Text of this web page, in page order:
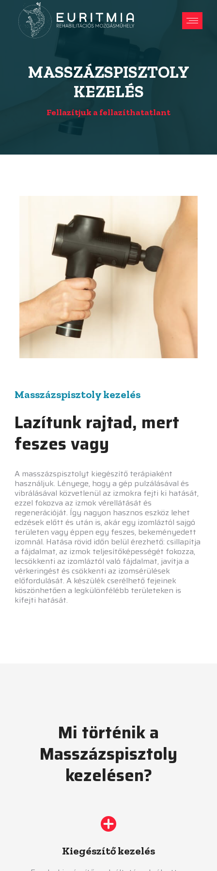
MASSZÁZSPISZTOLY
KEZELÉS
Fellazítjuk a fellazíthatatlant
Masszázspisztoly kezelés
Lazítunk rajtad, mert
feszes vagy
A masszázspisztolyt kiegészítő terápiaként
használjuk. Lényege, hogy a gép pulzálásával és
vibrálásával közvetlenül az izmokra fejti ki hatását,
ezzel fokozva az izmok vérellátását és
regenerációját. Így nagyon hasznos eszköz lehet
edzések előtt és után is, akár egy izomláztól sajgó
területen vagy éppen egy feszes, bekeményedett
izomnál. Hatása rövid időn belül érezhető: csillapítja
a fájdalmat, az izmok teljesítőképességét fokozza,
lecsökkenti az izomláztól való fájdalmat, javítja a
vérkeringést és csökkenti az izomsérülések
előfordulását. A készülék cserélhető fejeinek
köszönhetően a legkülönfélébb területeken is
kifejti hatását.
Mi történik a
Masszázspisztoly
kezelésen?
Kiegészítő kezelés